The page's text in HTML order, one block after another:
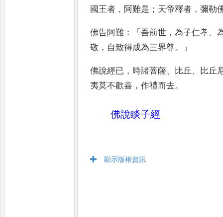
國王者 ， 阿難是 ； 天帝釋者 ，彌勒
佛告阿難 ：「吾前世 ，為子仁孝、
敬 ， 自致得成為三界尊。」
佛說經已 ， 時諸菩薩、 比丘 、
比丘
夷莫不歡喜 ，作禮而去。
佛說睒子經
顯示版權資訊